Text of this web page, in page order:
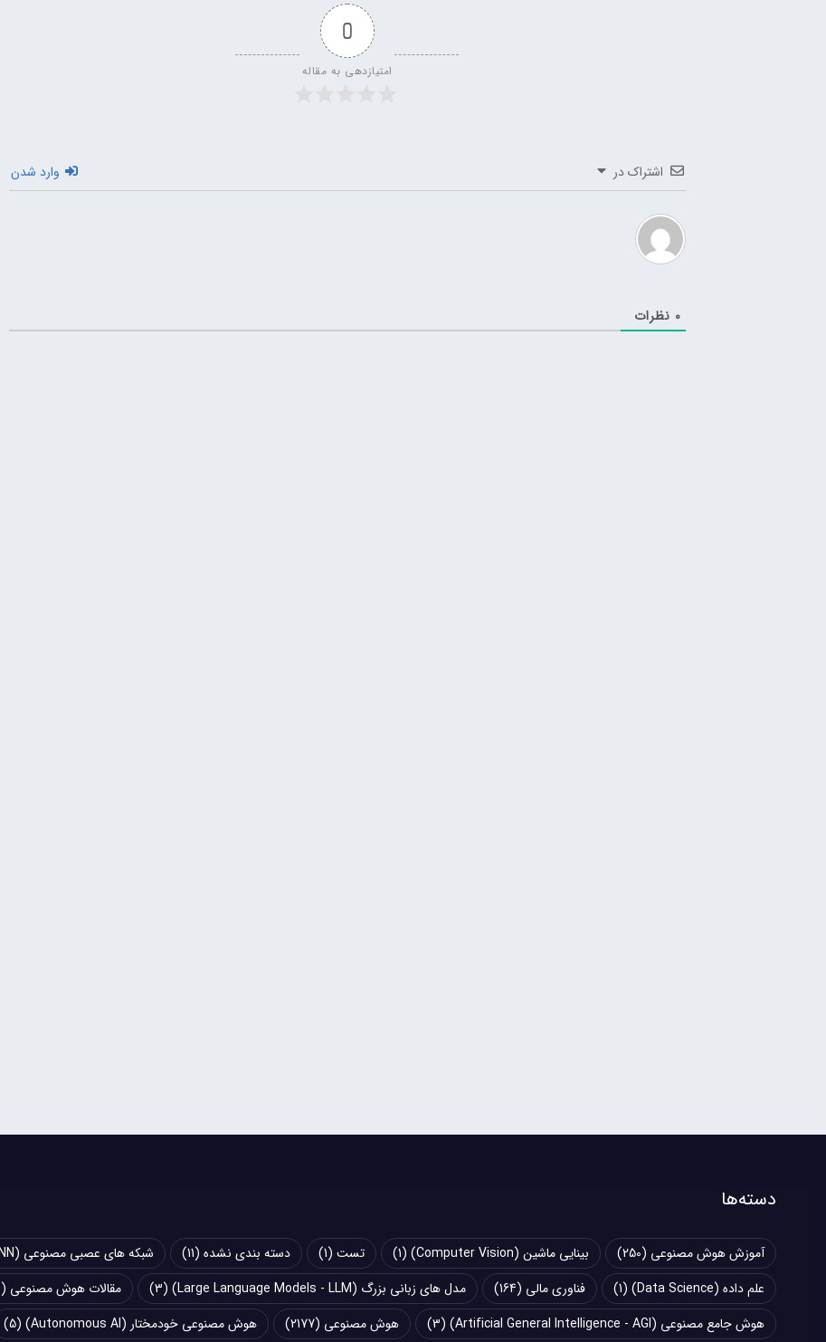
0
امتیازدهی به مقاله
اشتراک در وارد شدن
0 نظرات
دسته‌ها
آموزش هوش مصنوعی (250) بینایی ماشین (Computer Vision) (1) تست (1) دسته بندی نشده (11) شبکه های عصبی مصنوعی (Artificial Neural Networks - ANN)
علم داده (Data Science)
(1) فناوری مالی (164) مدل های زبانی بزرگ (Large Language Models - LLM) (3) مقالات هوش مصنوعی (299)
هوش جامع مصنوعی (Artificial General Intelligence - AGI)
(3) هوش مصنوعی (2177) هوش مصنوعی خودمختار (Autonomous AI) (5)